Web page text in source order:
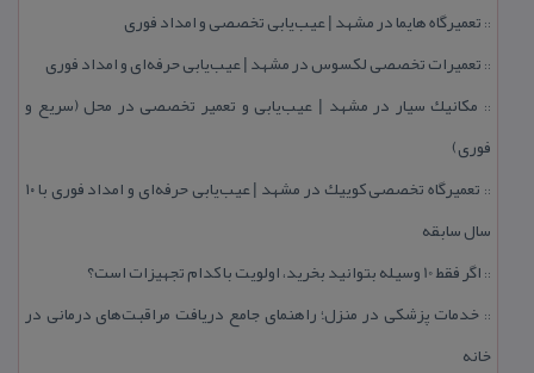
:: تعمیرگاه هایما در مشهد | عیب‌یابی تخصصی و امداد فوری
:: تعمیرات تخصصی لكسوس در مشهد | عیب‌یابی حرفه‌ای و امداد فوری
:: مكانیك سیار در مشهد | عیب‌یابی و تعمیر تخصصی در محل (سریع و
فوری)
::
تعمیرگاه تخصصی كوییك در مشهد | عیب‌یابی حرفه‌ای و امداد فوری با ۱۰
سال سابقه
:: اگر فقط 10 وسیله بتوانید بخرید، اولویت با كدام تجهیزات است؟
:: خدمات پزشكی در منزل؛ راهنمای جامع دریافت مراقبت‌های درمانی در
خانه